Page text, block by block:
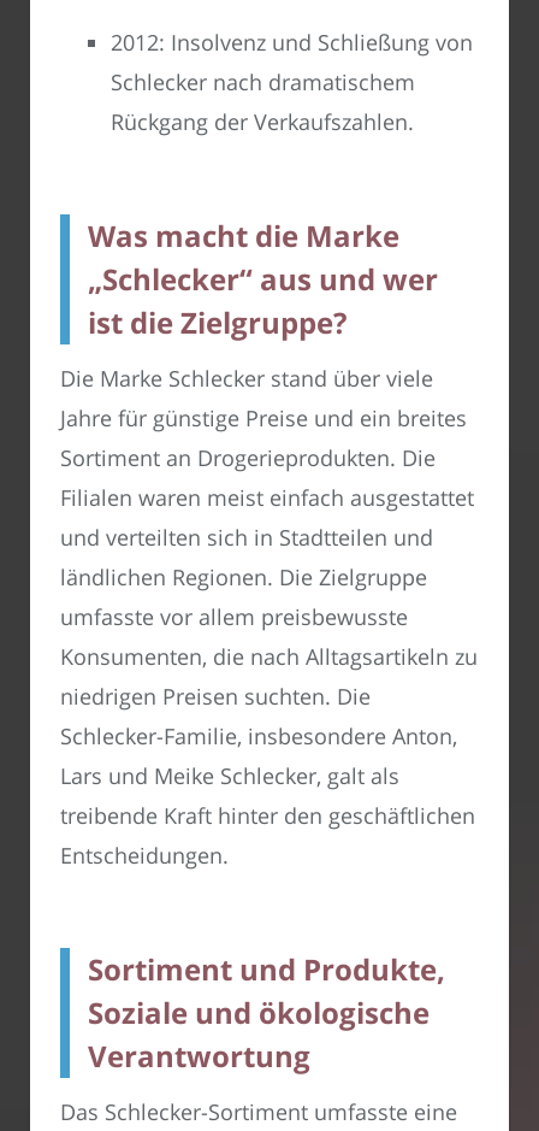
2012: Insolvenz und Schließung von
Schlecker nach dramatischem
Rückgang der Verkaufszahlen.
Was macht die Marke
„Schlecker“ aus und wer
ist die Zielgruppe?
Die Marke Schlecker stand über viele
Jahre für günstige Preise und ein breites
Sortiment an Drogerieprodukten. Die
Filialen waren meist einfach ausgestattet
und verteilten sich in Stadtteilen und
ländlichen Regionen. Die Zielgruppe
umfasste vor allem preisbewusste
Konsumenten, die nach Alltagsartikeln zu
niedrigen Preisen suchten. Die
Schlecker-Familie, insbesondere Anton,
Lars und Meike Schlecker, galt als
treibende Kraft hinter den geschäftlichen
Entscheidungen.
Sortiment und Produkte,
Soziale und ökologische
Verantwortung
Das Schlecker-Sortiment umfasste eine